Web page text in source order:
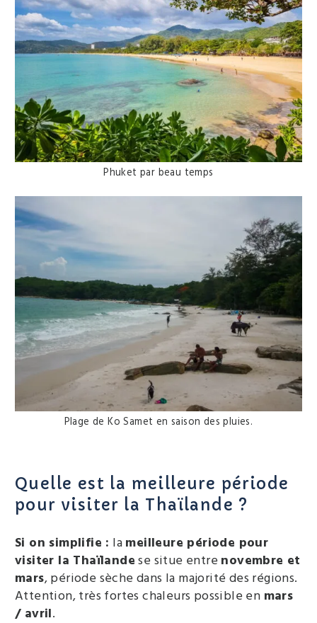
Phuket par beau temps
Plage de Ko Samet en saison des pluies.
Quelle est la meilleure période
pour visiter la Thaïlande ?
Si on simplifie : la meilleure période pour
visiter la Thaïlande se situe entre novembre et
mars, période sèche dans la majorité des régions.
Attention, très fortes chaleurs possible en mars
/ avril.